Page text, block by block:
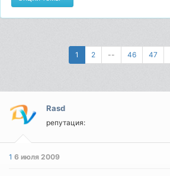
1 2 -- 46 47
Rasd
репутация:
16 июля 2009